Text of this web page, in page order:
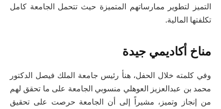
التميز لتطوير ممارساتهم المتميزة حيث تتحمل الجامعة كامل
تكلفتها المالية.
مناخ أكاديمي جيدة
وفي كلمته خلال الحفل، هنأ رئيس جامعة الملك فيصل الدكتور
محمد بن عبدالعزيز العوهلي منسوبي الجامعة على ما تحقق لهم
من إنجاز وتميز، مشيراً إلى أن الجامعة حرصت على تحقيق